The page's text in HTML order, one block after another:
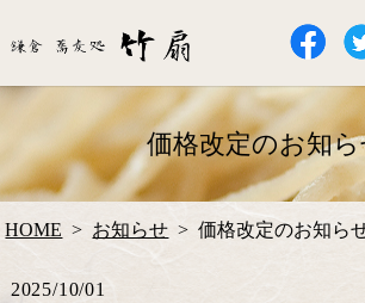
価格改定のお知
HOME お知らせ 価格改定のお知ら
2025/10/01